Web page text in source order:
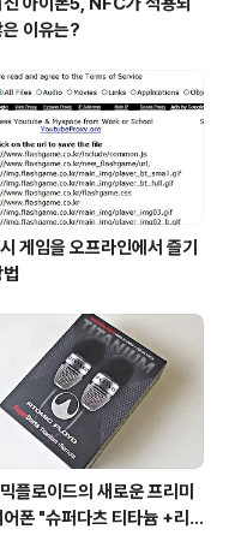
은 이유는?
게임을 오프라인에서 즐기
플로이드의 새로운 프리미
폰 "슈퍼다츠 티타늄 +리